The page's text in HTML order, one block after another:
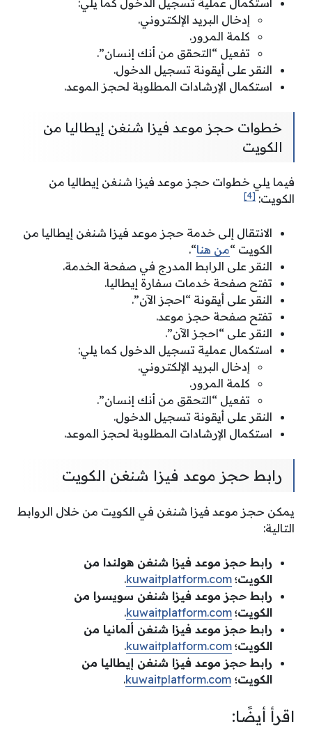
إدخال البريد الإلكتروني.
كلمة المرور.
تفعيل “التحقق من أنك إنسان”.
النقر على أيقونة تسجيل الدخول.
استكمال الإرشادات المطلوبة لحجز الموعد.
خطوات حجز موعد فيزا شنغن إيطاليا من
الكويت
فيما يلي خطوات حجز موعد فيزا شنغن إيطاليا من
الكويت: [4]
الانتقال إلى خدمة حجز موعد فيزا شنغن إيطاليا من
الكويت “من هنا“.
النقر على الرابط المدرج في صفحة الخدمة.
تفتح صفحة خدمات سفارة إيطاليا.
النقر على أيقونة “احجز الآن”.
تفتح صفحة حجز موعد.
النقر على “احجز الآن”.
استكمال عملية تسجيل الدخول كما يلي:
إدخال البريد الإلكتروني.
كلمة المرور.
تفعيل “التحقق من أنك إنسان”.
النقر على أيقونة تسجيل الدخول.
استكمال الإرشادات المطلوبة لحجز الموعد.
رابط حجز موعد فيزا شنغن الكويت
يمكن حجز موعد فيزا شنغن في الكويت من خلال الروابط
التالية:
رابط حجز موعد فيزا شنغن هولندا من
الكويت؛ kuwaitplatform.com
.
رابط حجز موعد فيزا شنغن سويسرا من
الكويت؛ kuwaitplatform.com
.
رابط حجز موعد فيزا شنغن ألمانيا من
الكويت؛ kuwaitplatform.com
.
رابط حجز موعد فيزا شنغن إيطاليا من
الكويت؛ kuwaitplatform.com
.
اقرأ أيضًا: